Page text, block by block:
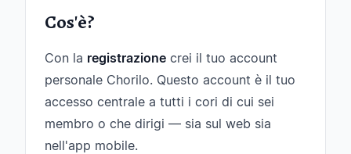
Cos'è?
Con la registrazione crei il tuo account
personale Chorilo. Questo account è il tuo
accesso centrale a tutti i cori di cui sei
membro o che dirigi — sia sul web sia
nell'app mobile.